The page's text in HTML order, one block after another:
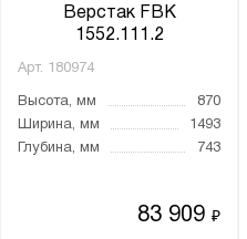
Верстак FBK
1552.111.2
Арт. 180974
Высота, мм
870
Ширина, мм
1493
Глубина, мм
743
83 909₽